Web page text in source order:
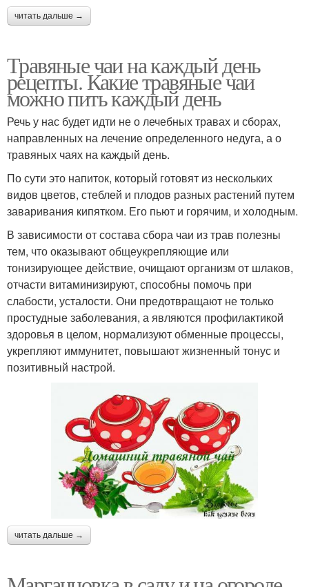
читать дальше →
Травяные чаи на каждый день
рецепты. Какие травяные чаи
можно пить каждый день
Речь у нас будет идти не о лечебных травах и сборах,
направленных на лечение определенного недуга, а о
травяных чаях на каждый день.
По сути это напиток, который готовят из нескольких
видов цветов, стеблей и плодов разных растений путем
заваривания кипятком. Его пьют и горячим, и холодным.
В зависимости от состава сбора чаи из трав полезны
тем, что оказывают общеукрепляющие или
тонизирующее действие, очищают организм от шлаков,
отчасти витаминизируют, способны помочь при
слабости, усталости. Они предотвращают не только
простудные заболевания, а являются профилактикой
здоровья в целом, нормализуют обменные процессы,
укрепляют иммунитет, повышают жизненный тонус и
позитивный настрой.
читать дальше →